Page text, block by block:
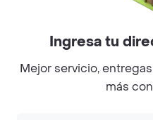
©2026Rappi
Ingresa tu
Mejor servicio,
más